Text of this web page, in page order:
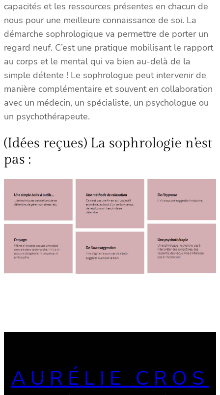
capacités et les ressources présentes en chacun de
nous pour une meilleure connaissance de soi. La
démarche sophrologique va permettre de porter un
regard neuf. C’est une pratique mobilisant le rapport
au corps et le mental qui va bien au-delà de la
simple détente ! Le sophrologue peut intervenir de
manière complémentaire et souvent en collaboration
avec un médecin, un spécialiste, un psychologue ou
un psychothérapeute.
(Idées reçues) La sophrologie n’est
pas :
AURÉLIE CROS